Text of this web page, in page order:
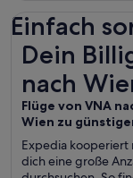
Einfach
Dein
nach
Flüge von VNA
Wien zu
Expedia kooperiert
dich eine große
Dein Billigflug